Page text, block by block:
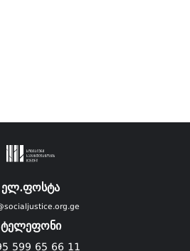
ელ.ფოსტა
ტელეფონი
599 65 66 11